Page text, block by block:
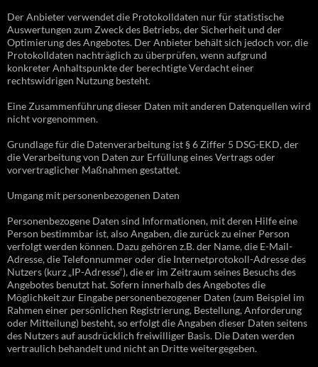
Der Anbieter verwendet die Protokolldaten nur für statistische
Auswertungen zum Zweck des Betriebs, der Sicherheit und der
Optimierung des Angebotes. Der Anbieter behält sich jedoch vor, die
Protokolldaten nachträglich zu überprüfen, wenn aufgrund
konkreter Anhaltspunkte der berechtigte Verdacht einer
rechtswidrigen Nutzung besteht.
Eine Zusammenführung dieser Daten mit anderen Datenquellen wird
nicht vorgenommen.
Grundlage für die Datenverarbeitung ist § 6 Ziffer 5 DSG-EKD, der
die Verarbeitung von Daten zur Erfüllung eines Vertrags oder
vorvertraglicher Maßnahmen gestattet.
Umgang mit personenbezogenen Daten
Personenbezogene Daten sind Informationen, mit deren Hilfe eine
Person bestimmbar ist, also Angaben, die zurück zu einer Person
verfolgt werden können. Dazu gehören z.B. der Name, die E-Mail-
Adresse, die Telefonnummer oder die Internetprotokoll-Adresse des
Nutzers (kurz „IP-Adresse“), die er im Zeitraum seines Besuchs des
Angebotes benutzt hat. Sofern innerhalb des Angebotes die
Möglichkeit zur Eingabe personenbezogener Daten (zum Beispiel im
Rahmen einer persönlichen Registrierung, Bestellung, Anforderung
oder Mitteilung) besteht, so erfolgt die Angaben dieser Daten seitens
des Nutzers auf ausdrücklich freiwilliger Basis. Die Daten werden
vertraulich behandelt und nicht an Dritte weitergegeben.